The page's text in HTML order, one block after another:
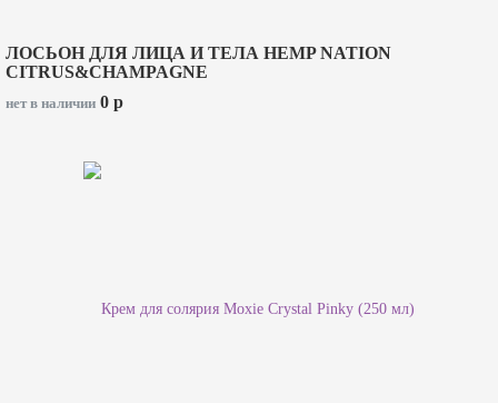
ЛОСЬОН ДЛЯ ЛИЦА И ТЕЛА HEMP NATION
CITRUS&CHAMPAGNE
нет в наличии 0 p